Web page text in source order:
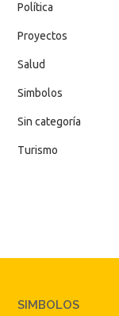
Política
Proyectos
Salud
Simbolos
Sin categoría
Turismo
SIMBOLOS